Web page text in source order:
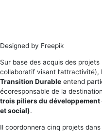
Designed by Freepik
Sur base des acquis des
collaboratif visant l’attractivité),
Transition Durable entend
écoresponsable de la
trois piliers du
et social).
Il coordonnera cinq projets